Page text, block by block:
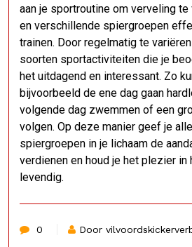
aan je sportroutine om verveling te
en verschillende spiergroepen
trainen. Door regelmatig te
soorten sportactiviteiten die je
het uitdagend en interessant. Zo
bijvoorbeeld de ene dag gaan
volgende dag zwemmen of een
volgen. Op deze manier geef je alle
spiergroepen in je lichaam de
verdienen en houd je het plezier in
levendig.
0 Door